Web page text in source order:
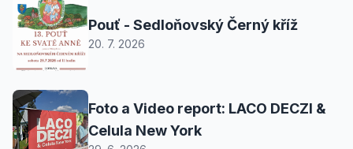
Pouť - Sedloňovský Černý kříž
20. 7. 2026
Foto a Video report: LACO DECZI &
Celula New York